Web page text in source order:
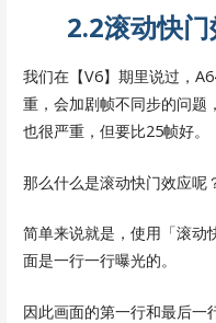
2.2滚动快
我们在【V6】期里说过，
重，会加剧帧不同步的问题
也很严重，但要比25帧好。
那么什么是滚动快门效应呢
简单来说就是，使用「滚动
面是一行一行曝光的。
因此画面的第一行和最后一